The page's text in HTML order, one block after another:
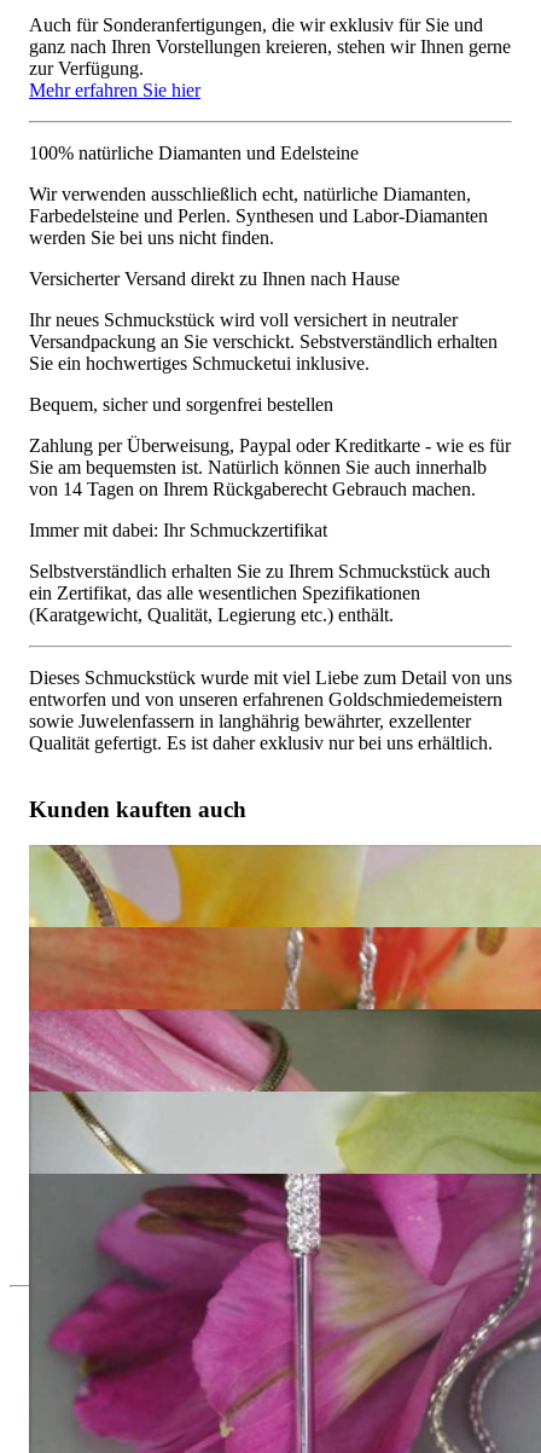
Auch für Sonderanfertigungen, die wir exklusiv für Sie und
ganz nach Ihren Vorstellungen kreieren, stehen wir Ihnen gerne
zur Verfügung.
Mehr erfahren Sie hier
100% natürliche Diamanten und Edelsteine
Wir verwenden ausschließlich echt, natürliche Diamanten,
Farbedelsteine und Perlen. Synthesen und Labor-Diamanten
werden Sie bei uns nicht finden.
Versicherter Versand direkt zu Ihnen nach Hause
Ihr neues Schmuckstück wird voll versichert in neutraler
Versandpackung an Sie verschickt. Sebstverständlich erhalten
Sie ein hochwertiges Schmucketui inklusive.
Bequem, sicher und sorgenfrei bestellen
Zahlung per Überweisung, Paypal oder Kreditkarte - wie es für
Sie am bequemsten ist. Natürlich können Sie auch innerhalb
von 14 Tagen on Ihrem Rückgaberecht Gebrauch machen.
Immer mit dabei: Ihr Schmuckzertifikat
Selbstverständlich erhalten Sie zu Ihrem Schmuckstück auch
ein Zertifikat, das alle wesentlichen Spezifikationen
(Karatgewicht, Qualität, Legierung etc.) enthält.
Dieses Schmuckstück wurde mit viel Liebe zum Detail von uns
entworfen und von unseren erfahrenen Goldschmiedemeistern
sowie Juwelenfassern in langhährig bewährter, exzellenter
Qualität gefertigt. Es ist daher exklusiv nur bei uns erhältlich.
Kunden kauften auch
Exquisiter Diamanten Golfbag Anhänger in Gelbgold 750
4.350,00 €
Exquisiter Diamanten Golfball Anhänger an Kette
4.120,00 €
Exquisiter Diamanten Golfbag Anhänger in Weißgold 750
4.350,00 €
Attraktiver Brillanten Golfschläger Anhänger in Gelbgold 750
2.250,00 €
Attraktiver Brillanten Golfschläger Anhänger in Weißgold 750
2.250,00 €
Seit 1995
Exklusiver Schmuck, Leidenschaft für
das Außergewöhnliche